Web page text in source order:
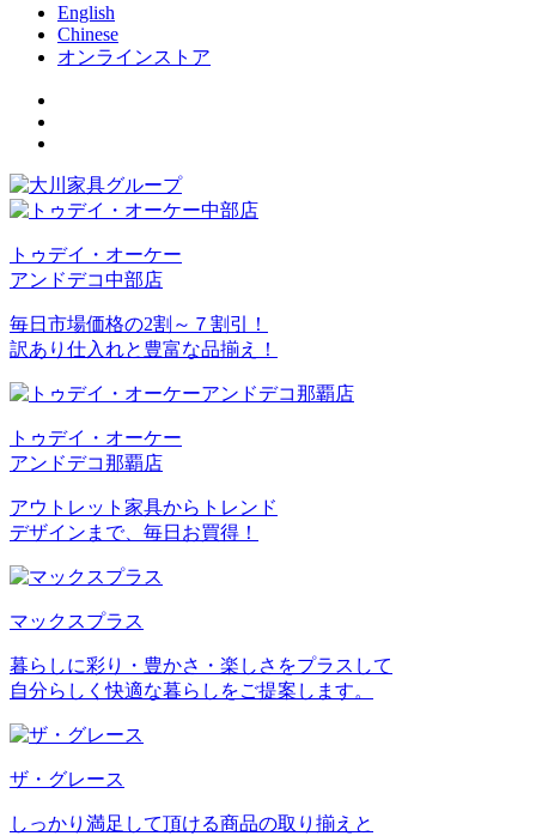
English
Chinese
オンラインストア
トゥデイ・オーケー
アンドデコ中部店
毎日市場価格の2割～７割引！
訳あり仕入れと豊富な品揃え！
トゥデイ・オーケー
アンドデコ那覇店
アウトレット家具からトレンド
デザインまで、毎日お買得！
マックスプラス
暮らしに彩り・豊かさ・楽しさをプラスして
自分らしく快適な暮らしをご提案します。
ザ・グレース
しっかり満足して頂ける商品の取り揃えと